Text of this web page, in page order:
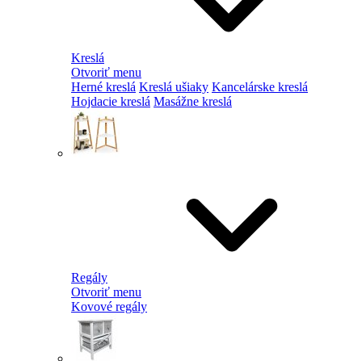
Kreslá
Otvoriť menu
Herné kreslá Kreslá ušiaky Kancelárske kreslá
Hojdacie kreslá Masážne kreslá
Regály
Otvoriť menu
Kovové regály